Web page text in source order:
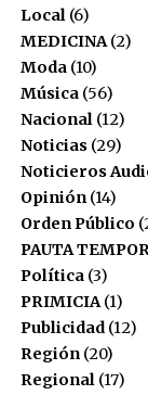
Canicaradio
Comparte esto:
Twitter
Canicaradio
See author's
Comparte esto:
Twitter
Local(6)
MEDICINA(2)
Moda(10)
Música(56)
Nacional(12)
Noticias(29)
Noticieros
Opinión(14)
Orden Público
PAUTA
Política(3)
PRIMICIA(1)
Publicidad(12)
Región(20)
Regional(17)